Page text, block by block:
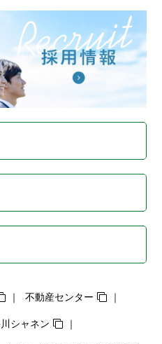
不動産センター
シャネン